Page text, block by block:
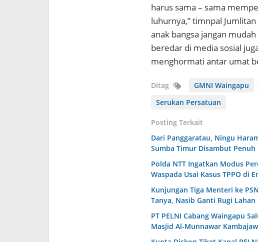
harus sama – sama
luhurnya,” timnpal
anak bangsa jangan
beredar di media sosial
menghormati antar umat
Ditag GMNI Waingapu
Serukan Persatuan
Posting Terkait
Dari Panggaratau, Ningu
Sumba Timur Disambut
Polda NTT Ingatkan Modus
Waspada Usai Kasus TPPO di
Kunjungan Tiga Menteri ke
Tanya, Nasib Ganti Rugi
PT PELNI Cabang Waingapu
Masjid Al-Munnawar